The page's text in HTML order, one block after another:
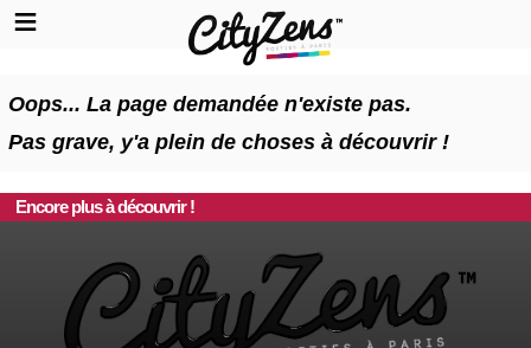
Oops... La page demandée n'existe pas.
Pas grave, y'a plein de choses à découvrir !
Encore plus à découvrir !